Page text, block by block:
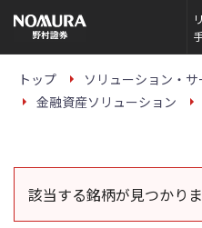
の
ー
トップ
ソリューション・サ
金融資産ソリューション
該当する銘柄が見つかりま